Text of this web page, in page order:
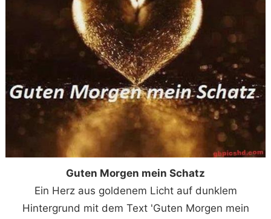
Guten Morgen mein Schatz
Ein Herz aus goldenem Licht auf dunklem
Hintergrund mit dem Text 'Guten Morgen mein